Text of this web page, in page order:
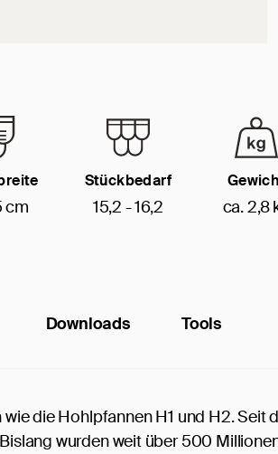
cm
Stückbedarf
15,2 - 16,2 ca. 2,8
Downloads Tools
die Hohlpfannen H1 und H2. Seit
wurden weit über 500